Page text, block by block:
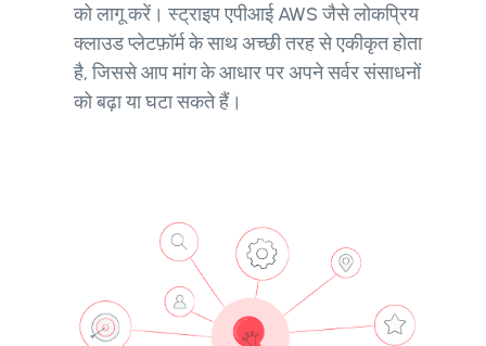
को लागू करें। स्ट्राइप एपीआई AWS जैसे लोकप्रिय
क्लाउड प्लेटफ़ॉर्म के साथ अच्छी तरह से एकीकृत होता
है, जिससे आप मांग के आधार पर अपने सर्वर संसाधनों
को बढ़ा या घटा सकते हैं।